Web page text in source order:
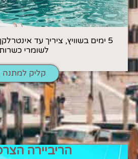
5 ימים בשוויץ, ציריך עד
לשומרי
קליק למתנה
הריביירה